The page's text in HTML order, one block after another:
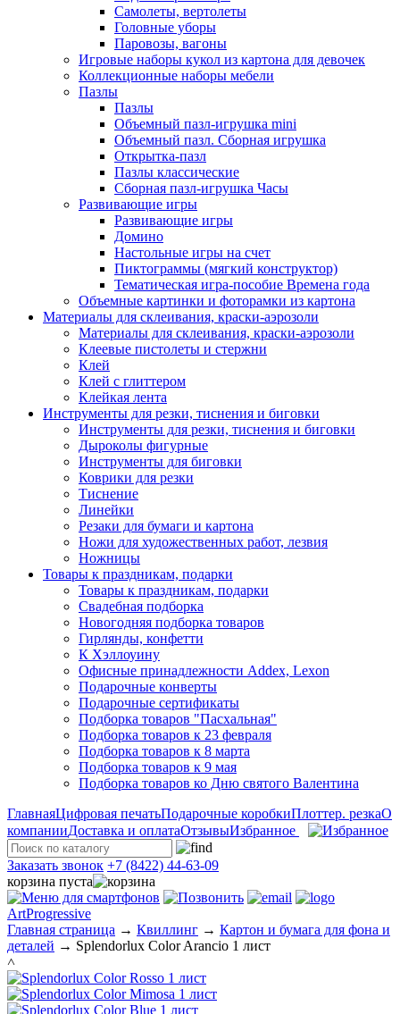
Самолеты, вертолеты
Головные уборы
Паровозы, вагоны
Игровые наборы кукол из картона для девочек
Коллекционные наборы мебели
Пазлы
Пазлы
Объемный пазл-игрушка mini
Объемный пазл. Сборная игрушка
Открытка-пазл
Пазлы классические
Сборная пазл-игрушка Часы
Развивающие игры
Развивающие игры
Домино
Настольные игры на счет
Пиктограммы (мягкий конструктор)
Тематическая игра-пособие Времена года
Объемные картинки и фоторамки из картона
Материалы для склеивания, краски-аэрозоли
Материалы для склеивания, краски-аэрозоли
Клеевые пистолеты и стержни
Клей
Клей с глиттером
Клейкая лента
Инструменты для резки, тиснения и биговки
Инструменты для резки, тиснения и биговки
Дыроколы фигурные
Инструменты для биговки
Коврики для резки
Тиснение
Линейки
Резаки для бумаги и картона
Ножи для художественных работ, лезвия
Ножницы
Товары к праздникам, подарки
Товары к праздникам, подарки
Свадебная подборка
Новогодняя подборка товаров
Гирлянды, конфетти
К Хэллоуину
Офисные принадлежности Addex, Lexon
Подарочные конверты
Подарочные сертификаты
Подборка товаров "Пасхальная"
Подборка товаров к 23 февраля
Подборка товаров к 8 марта
Подборка товаров к 9 мая
Подборка товаров ко Дню святого Валентина
ГлавнаяЦифровая печатьПодарочные коробкиПлоттер. резкаО
компанииДоставка и оплатаОтзывыИзбранное
Заказать звонок +7 (8422) 44-63-09
корзина пуста
ArtProgressive
Главная страница → Квиллинг → Картон и бумага для фона и
деталей → Splendorlux Color Arancio 1 лист
˄